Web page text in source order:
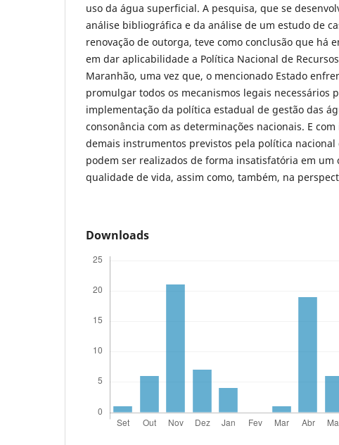
uso da água superficial. A pesquisa, que se
análise bibliográfica e da análise de um estudo de
renovação de outorga, teve como conclusão que há
em dar aplicabilidade a Política Nacional de
Maranhão, uma vez que, o mencionado Estado
promulgar todos os mecanismos legais necessários
implementação da política estadual de gestão das
consonância com as determinações nacionais. E
demais instrumentos previstos pela política nacional
podem ser realizados de forma insatisfatória em um
qualidade de vida, assim como, também, na
Downloads